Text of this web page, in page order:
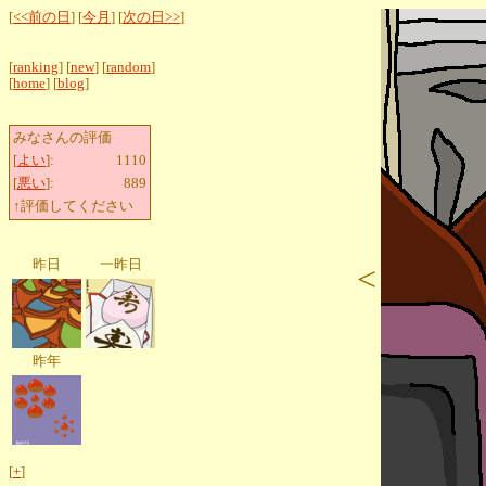
[<<前の日 ] [今月 ] [次の日>>]
[ranking] [new] [random]
[home] [blog]
みなさんの評価
[よい]:
1110
[悪い]:
889
↑評価してください
昨日 一昨日
昨年
[+]
<